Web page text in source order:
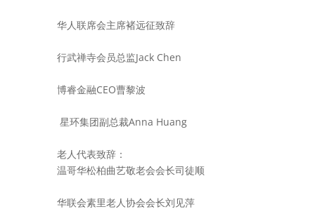
华人联席会主席褚远征致辞
行武禅寺会员总监Jack Chen
博睿金融CEO曹黎波
星环集团副总裁Anna Huang
老人代表致辞：
温哥华松柏曲艺敬老会会长司徒顺
华联会素里老人协会会长刘见萍